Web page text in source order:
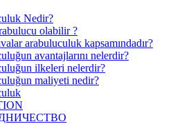
Nedir?
olabilir ?
arabuluculuk kapsamındadır?
avantajlarını nelerdir?
ilkeleri nelerdir?
maliyeti nedir?